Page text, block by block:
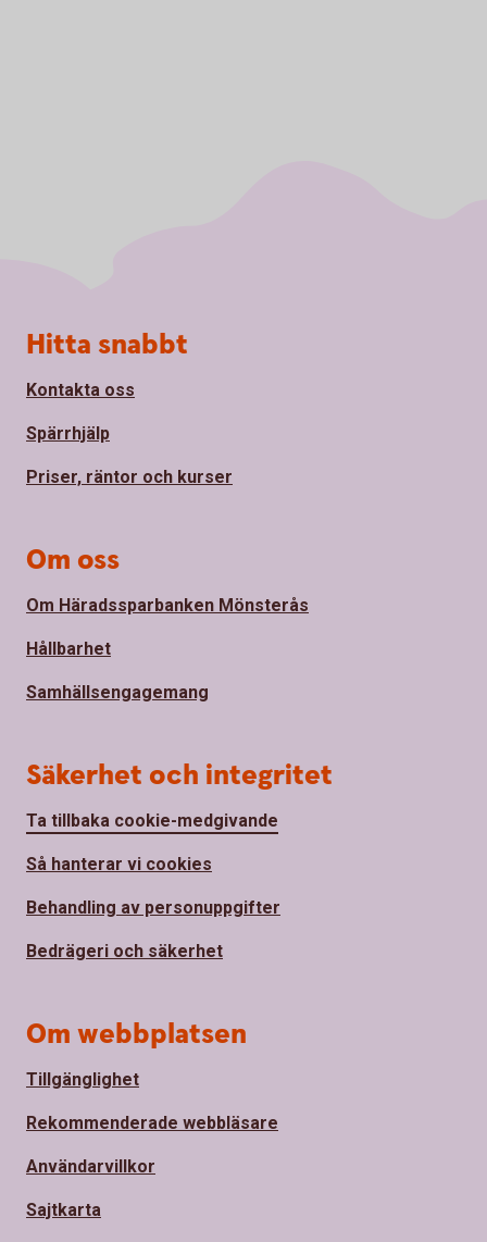
Sidfot
Hitta snabbt
Kontakta oss
Spärrhjälp
Priser, räntor och kurser
Om oss
Om Häradssparbanken Mönsterås
Hållbarhet
Samhällsengagemang
Säkerhet och integritet
Ta tillbaka cookie-medgivande
Så hanterar vi cookies
Behandling av personuppgifter
Bedrägeri och säkerhet
Om webbplatsen
Tillgänglighet
Rekommenderade webbläsare
Användarvillkor
Sajtkarta